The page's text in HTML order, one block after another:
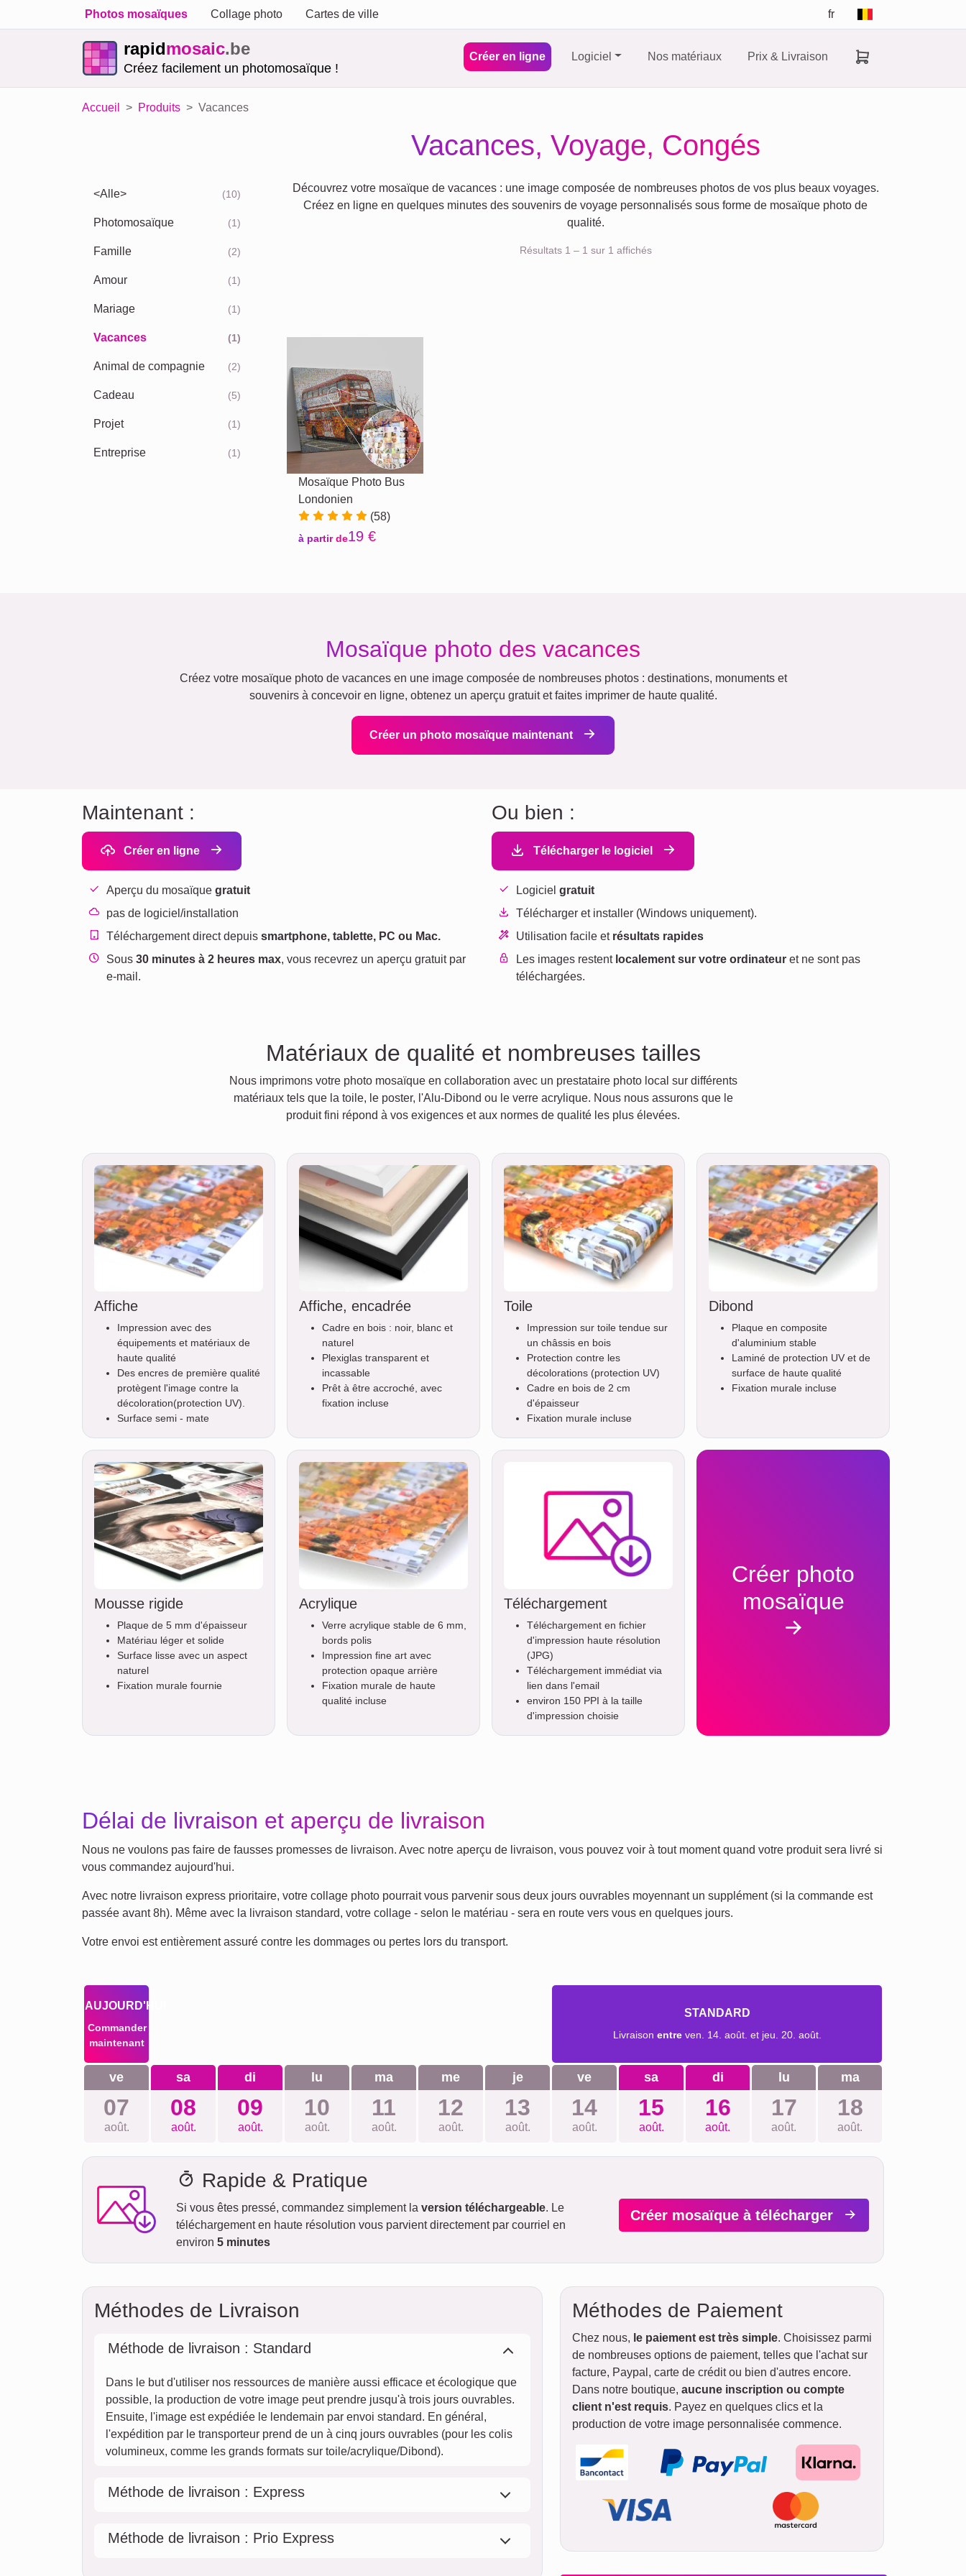
Photos mosaïques Collage photo Cartes de ville fr
rapidmosaic.be
Créez facilement un photomosaïque !
Créer en ligne Logiciel Nos matériaux Prix & Livraison
Accueil Produits Vacances
Vacances, Voyage, Congés
<Alle> (10)
Photomosaïque (1)
Famille (2)
Amour (1)
Mariage (1)
Vacances (1)
Animal de compagnie (2)
Cadeau (5)
Projet (1)
Entreprise (1)
Découvrez votre mosaïque de vacances : une image composée de nombreuses photos de vos plus beaux voyages.
Créez en ligne en quelques minutes des souvenirs de voyage personnalisés sous forme de mosaïque photo de
qualité.
Résultats 1 – 1 sur 1 affichés
Mosaïque Photo Bus
Londonien
(58)
à partir de19 €
Mosaïque photo des vacances
Créez votre mosaïque photo de vacances en une image composée de nombreuses photos : destinations, monuments et
souvenirs à concevoir en ligne, obtenez un aperçu gratuit et faites imprimer de haute qualité.
Créer un photo mosaïque maintenant
Maintenant :
Créer en ligne
Aperçu du mosaïquegratuit
pas de logiciel/installation
Téléchargement direct depuissmartphone, tablette, PC ou Mac.
Sous30 minutes à 2 heures max, vous recevrez un aperçu gratuit par
e-mail.
Ou bien :
Télécharger le logiciel
Logicielgratuit
Télécharger et installer (Windows uniquement).
Utilisation facile et résultats rapides
Les images restent localement sur votre ordinateur et ne sont pas
téléchargées.
Matériaux de qualité et nombreuses tailles
Nous imprimons votre photo mosaïque en collaboration avec un prestataire photo local sur différents
matériaux tels que la toile, le poster, l'Alu-Dibond ou le verre acrylique. Nous nous assurons que le
produit fini répond à vos exigences et aux normes de qualité les plus élevées.
Affiche
Impression avec des
équipements et matériaux de
haute qualité
Des encres de première qualité
protègent l'image contre la
décoloration(protection UV).
Surface semi - mate
Affiche, encadrée
Cadre en bois : noir, blanc et
naturel
Plexiglas transparent et
incassable
Prêt à être accroché, avec
fixation incluse
Toile
Impression sur toile tendue sur
un châssis en bois
Protection contre les
décolorations (protection UV)
Cadre en bois de 2 cm
d'épaisseur
Fixation murale incluse
Dibond
Plaque en composite
d'aluminium stable
Laminé de protection UV et de
surface de haute qualité
Fixation murale incluse
Mousse rigide
Plaque de 5 mm d'épaisseur
Matériau léger et solide
Surface lisse avec un aspect
naturel
Fixation murale fournie
Acrylique
Verre acrylique stable de 6 mm,
bords polis
Impression fine art avec
protection opaque arrière
Fixation murale de haute
qualité incluse
Téléchargement
Téléchargement en fichier
d'impression haute résolution
(JPG)
Téléchargement immédiat via
lien dans l'email
environ 150 PPI à la taille
d'impression choisie
Créer photo
mosaïque
Délai de livraison et aperçu de livraison
Nous ne voulons pas faire de fausses promesses de livraison. Avec notre aperçu de livraison, vous pouvez voir à tout moment quand votre produit sera livré si
vous commandez aujourd'hui.
Avec notre livraison express prioritaire, votre collage photo pourrait vous parvenir sous deux jours ouvrables moyennant un supplément (si la commande est
passée avant 8h). Même avec la livraison standard, votre collage - selon le matériau - sera en route vers vous en quelques jours.
Votre envoi est entièrement assuré contre les dommages ou pertes lors du transport.
AUJOURD'HUI
Commander
maintenant
STANDARD
Livraison entreven. 14. août. et jeu. 20. août.
ve
07
août.
sa
08
août.
di
09
août.
lu
10
août.
ma
11
août.
me
12
août.
je
13
août.
ve
14
août.
sa
15
août.
di
16
août.
lu
17
août.
ma
18
août.
Rapide & Pratique
Si vous êtes pressé, commandez simplement la version téléchargeable. Le
téléchargement en haute résolution vous parvient directement par courriel en
environ 5 minutes
Créer mosaïque à télécharger
Méthodes de Livraison
Méthode de livraison : Standard
Dans le but d'utiliser nos ressources de manière aussi efficace et écologique que
possible, la production de votre image peut prendre jusqu'à trois jours ouvrables.
Ensuite, l'image est expédiée le lendemain par envoi standard. En général,
l'expédition par le transporteur prend de un à cinq jours ouvrables (pour les colis
volumineux, comme les grands formats sur toile/acrylique/Dibond).
Méthode de livraison : Express
Méthode de livraison : Prio Express
Méthodes de Paiement
Chez nous, le paiement est très simple. Choisissez parmi
de nombreuses options de paiement, telles que l'achat sur
facture, Paypal, carte de crédit ou bien d'autres encore.
Dans notre boutique, aucune inscription ou compte
client n'est requis. Payez en quelques clics et la
production de votre image personnalisée commence.